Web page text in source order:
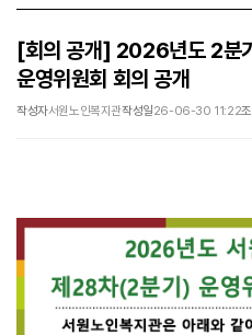
[회의 공개] 2026년도 2분
운영위원회 회의 공개
작성자서원노인복지관작성일26-06-30 11:22